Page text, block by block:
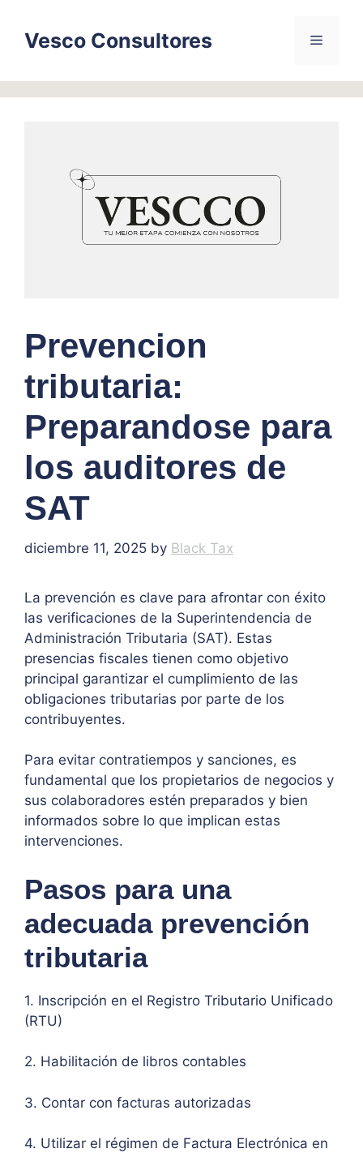
contentVesco Consultores Menu
Prevencion
tributaria:
Preparandose para
los auditores de
SAT
diciembre 11, 2025 by Black Tax
La prevención es clave para afrontar con éxito
las verificaciones de la Superintendencia de
Administración Tributaria (SAT). Estas
presencias fiscales tienen como objetivo
principal garantizar el cumplimiento de las
obligaciones tributarias por parte de los
contribuyentes.
Para evitar contratiempos y sanciones, es
fundamental que los propietarios de negocios y
sus colaboradores estén preparados y bien
informados sobre lo que implican estas
intervenciones.
Pasos para una
adecuada prevención
tributaria
1. Inscripción en el Registro Tributario Unificado
(RTU)
2. Habilitación de libros contables
3. Contar con facturas autorizadas
4. Utilizar el régimen de Factura Electrónica en